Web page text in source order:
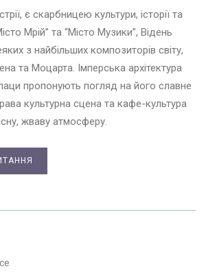
є скарбницею культури, історії та
Мрій” та “Місто Музики”, Відень
з найбільших композиторів світу,
та Моцарта. Імперська архітектура
пропонують погляд на його славне
культурна сцена та кафе-культура
жваву атмосферу.